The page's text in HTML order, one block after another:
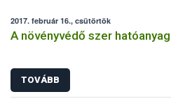
2017. február 16., csütörtök
A növényvédő szer
TOVÁBB